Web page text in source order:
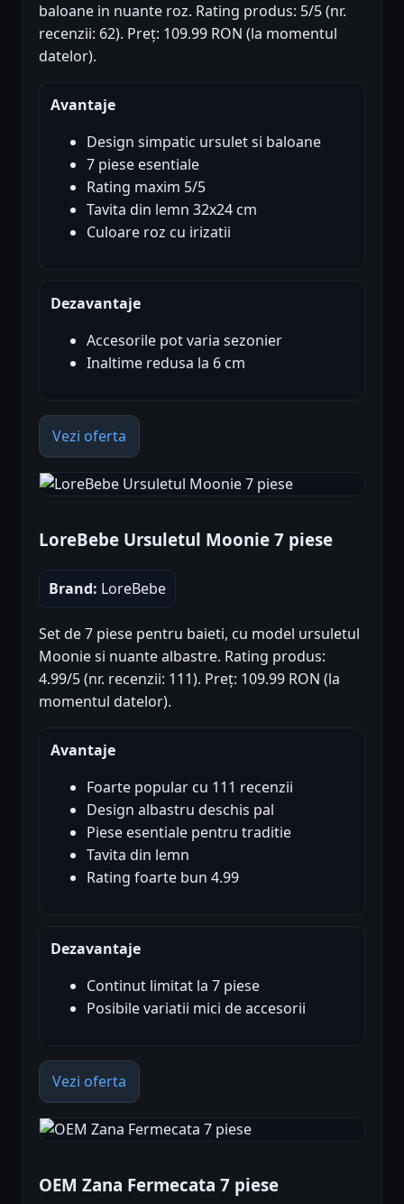
baloane in nuante roz. Rating produs: 5/5 (nr.
recenzii: 62). Preț: 109.99 RON (la momentul
datelor).
Avantaje
Design simpatic ursulet si baloane
7 piese esentiale
Rating maxim 5/5
Tavita din lemn 32x24 cm
Culoare roz cu irizatii
Dezavantaje
Accesorile pot varia sezonier
Inaltime redusa la 6 cm
Vezi oferta
LoreBebe Ursuletul Moonie 7 piese
Brand: LoreBebe
Set de 7 piese pentru baieti, cu model ursuletul
Moonie si nuante albastre. Rating produs:
4.99/5 (nr. recenzii: 111). Preț: 109.99 RON (la
momentul datelor).
Avantaje
Foarte popular cu 111 recenzii
Design albastru deschis pal
Piese esentiale pentru traditie
Tavita din lemn
Rating foarte bun 4.99
Dezavantaje
Continut limitat la 7 piese
Posibile variatii mici de accesorii
Vezi oferta
OEM Zana Fermecata 7 piese